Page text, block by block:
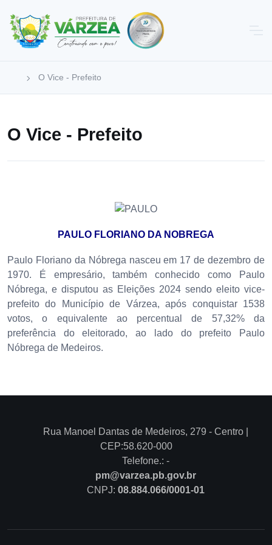
O Vice - Prefeito
O Vice - Prefeito
PAULO FLORIANO DA NOBREGA
Paulo Floriano da Nóbrega nasceu em 17 de dezembro de
1970. É empresário, também conhecido como Paulo
Nóbrega, e disputou as Eleições 2024 sendo eleito vice-
prefeito do Município de Várzea, após conquistar 1538
votos, o equivalente ao percentual de 57,32% da
preferência do eleitorado, ao lado do prefeito Paulo
Nóbrega de Medeiros.
Rua Manoel Dantas de Medeiros, 279 - Centro |
CEP:58.620-000
Telefone.: -
pm@varzea.pb.gov.br
CNPJ: 08.884.066/0001-01